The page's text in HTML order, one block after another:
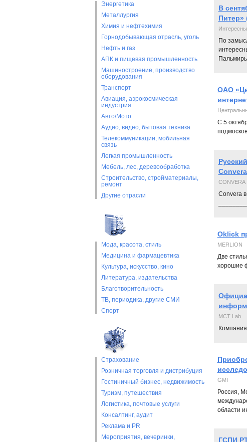
Энергетика
Металлургия
Химия и нефтехимия
Горнодобывающая отрасль, уголь
Нефть и газ
АПК и пищевая промышленность
Машиностроение, производство
оборудования
Транспорт
Авиация, аэрокосмическая
индустрия
Авто/Мото
Аудио, видео, бытовая техника
Телекоммуникации, мобильная
связь
Легкая промышленность
Мебель, лес, деревообработка
Строительство, стройматериалы,
ремонт
Другие отрасли
Мода, красота, стиль
Медицина и фармацевтика
Культура, искусство, кино
Литература, издательства
Благотворительность
ТВ, периодика, другие СМИ
Спорт
Страхование
Розничная торговля и дистрибуция
Гостиничный бизнес, недвижимость
Туризм, путешествия
Логистика, почтовые услуги
Консалтинг, аудит
Реклама и PR
Мероприятия, вечеринки,
В
Питер»
По
ОАО
С 5
CONVERA
Convera
Oklick
MERLION
Две
хорошие
MCT Lab
GMI
Россия,
области
ГСПИ